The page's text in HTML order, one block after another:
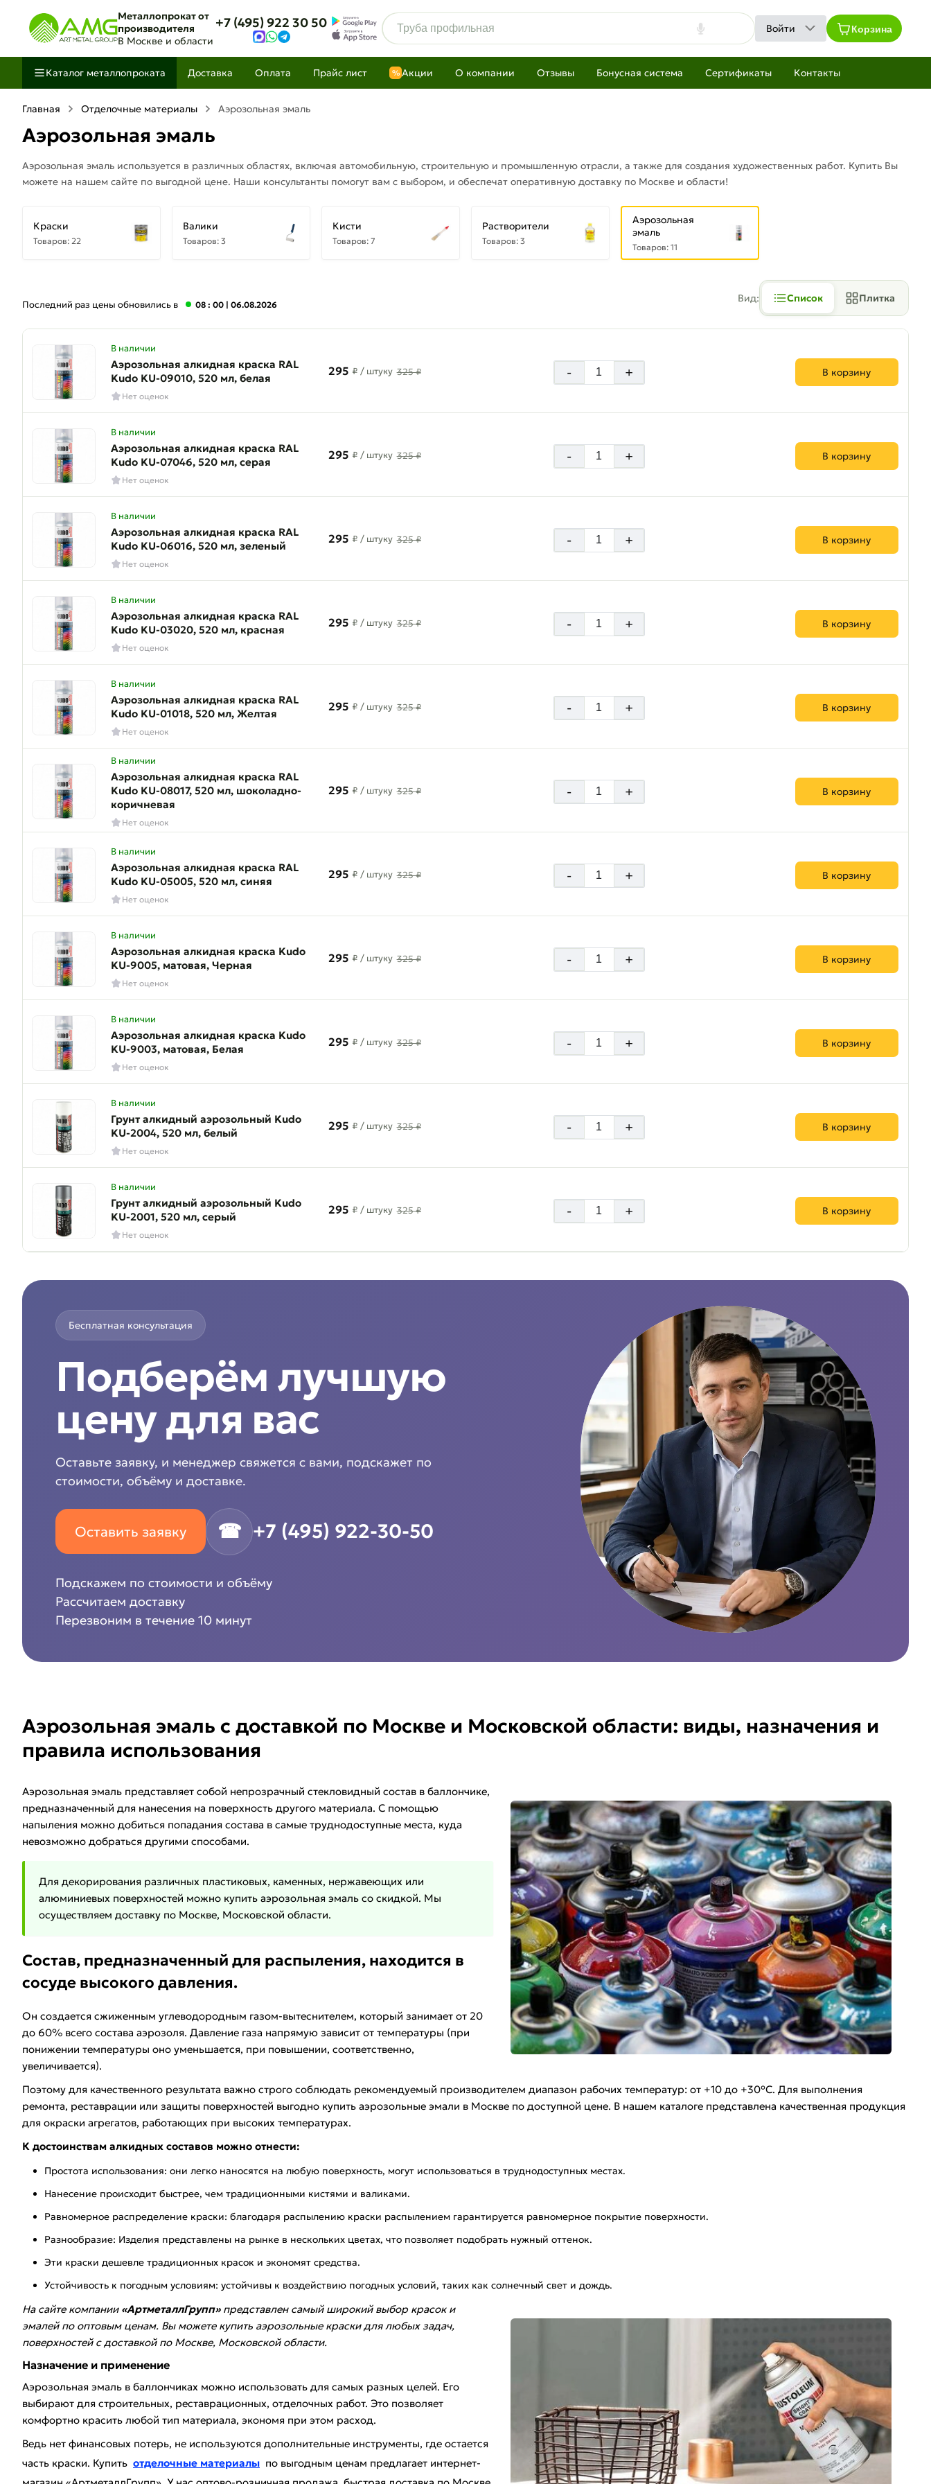
Металлопрокат от
производителя
В Москве и области
+7 (495) 922 30 50 Войти Корзина
Каталог металлопроката Доставка Оплата Прайс лист % Акции О компании Отзывы Бонусная система Сертификаты Контакты
Главная Отделочные материалы Аэрозольная эмаль
Аэрозольная эмаль
Аэрозольная эмаль используется в различных областях, включая автомобильную, строительную и промышленную отрасли, а также для создания художественных работ. Купить Вы
можете на нашем сайте по выгодной цене. Наши консультанты помогут вам с выбором, и обеспечат оперативную доставку по Москве и области!
Краски
Товаров: 22
Валики
Товаров: 3
Кисти
Товаров: 7
Растворители
Товаров: 3
Аэрозольная
эмаль
Товаров: 11
Последний раз цены обновились в 08 : 00 | 06.08.2026 Вид: Список Плитка
В наличии
Аэрозольная алкидная краска RAL
Kudo KU-09010, 520 мл, белая
Нет оценок
295 ₽ / штуку 325 ₽ - + В корзину
В наличии
Аэрозольная алкидная краска RAL
Kudo KU-07046, 520 мл, серая
Нет оценок
295 ₽ / штуку 325 ₽ - + В корзину
В наличии
Аэрозольная алкидная краска RAL
Kudo KU-06016, 520 мл, зеленый
Нет оценок
295 ₽ / штуку 325 ₽ - + В корзину
В наличии
Аэрозольная алкидная краска RAL
Kudo KU-03020, 520 мл, красная
Нет оценок
295 ₽ / штуку 325 ₽ - + В корзину
В наличии
Аэрозольная алкидная краска RAL
Kudo KU-01018, 520 мл, Желтая
Нет оценок
295 ₽ / штуку 325 ₽ - + В корзину
В наличии
Аэрозольная алкидная краска RAL
Kudo KU-08017, 520 мл, шоколадно-
коричневая
Нет оценок
295 ₽ / штуку 325 ₽ - + В корзину
В наличии
Аэрозольная алкидная краска RAL
Kudo KU-05005, 520 мл, синяя
Нет оценок
295 ₽ / штуку 325 ₽ - + В корзину
В наличии
Аэрозольная алкидная краска Kudo
KU-9005, матовая, Черная
Нет оценок
295 ₽ / штуку 325 ₽ - + В корзину
В наличии
Аэрозольная алкидная краска Kudo
KU-9003, матовая, Белая
Нет оценок
295 ₽ / штуку 325 ₽ - + В корзину
В наличии
Грунт алкидный аэрозольный Kudo
KU-2004, 520 мл, белый
Нет оценок
295 ₽ / штуку 325 ₽ - + В корзину
В наличии
Грунт алкидный аэрозольный Kudo
KU-2001, 520 мл, серый
Нет оценок
295 ₽ / штуку 325 ₽ - + В корзину
Бесплатная консультация
Подберём лучшую
цену для вас
Оставьте заявку, и менеджер свяжется с вами, подскажет по
стоимости, объёму и доставке.
Оставить заявку ☎ +7 (495) 922-30-50
Подскажем по стоимости и объёму
Рассчитаем доставку
Перезвоним в течение 10 минут
Аэрозольная эмаль с доставкой по Москве и Московской области: виды, назначения и
правила использования
Аэрозольная эмаль представляет собой непрозрачный стекловидный состав в баллончике,
предназначенный для нанесения на поверхность другого материала. С помощью
напыления можно добиться попадания состава в самые труднодоступные места, куда
невозможно добраться другими способами.
Для декорирования различных пластиковых, каменных, нержавеющих или
алюминиевых поверхностей можно купить аэрозольная эмаль со скидкой. Мы
осуществляем доставку по Москве, Московской области.
Состав, предназначенный для распыления, находится в
сосуде высокого давления.
Он создается сжиженным углеводородным газом-вытеснителем, который занимает от 20
до 60% всего состава аэрозоля. Давление газа напрямую зависит от температуры (при
понижении температуры оно уменьшается, при повышении, соответственно,
увеличивается).
Поэтому для качественного результата важно строго соблюдать рекомендуемый производителем диапазон рабочих температур: от +10 до +30°С. Для выполнения
ремонта, реставрации или защиты поверхностей выгодно купить аэрозольные эмали в Москве по доступной цене. В нашем каталоге представлена качественная продукция
для окраски агрегатов, работающих при высоких температурах.
К достоинствам алкидных составов можно отнести:
Простота использования: они легко наносятся на любую поверхность, могут использоваться в труднодоступных местах.
Нанесение происходит быстрее, чем традиционными кистями и валиками.
Равномерное распределение краски: благодаря распылению краски распылением гарантируется равномерное покрытие поверхности.
Разнообразие: Изделия представлены на рынке в нескольких цветах, что позволяет подобрать нужный оттенок.
Эти краски дешевле традиционных красок и экономят средства.
Устойчивость к погодным условиям: устойчивы к воздействию погодных условий, таких как солнечный свет и дождь.
На сайте компании «АртметаллГрупп»представлен самый широкий выбор красок и
эмалей по оптовым ценам. Вы можете купить аэрозольные краски для любых задач,
поверхностей с доставкой по Москве, Московской области.
Назначение и применение
Аэрозольная эмаль в баллончиках можно использовать для самых разных целей. Его
выбирают для строительных, реставрационных, отделочных работ. Это позволяет
комфортно красить любой тип материала, экономя при этом расход.
Ведь нет финансовых потерь, не используются дополнительные инструменты, где остается
часть краски. Купить отделочные материалы по выгодным ценам предлагает интернет-